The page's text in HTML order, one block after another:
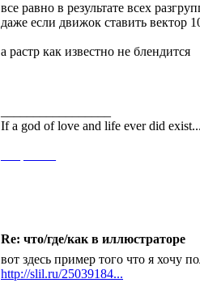
все равно в результате всех
даже если движок ставить вектор
а растр как известно не блендится
If a god of love and life ever did
Re: что/где/как в иллюстраторе
вот здесь пример того что я хочу
http://slil.ru/25039184...